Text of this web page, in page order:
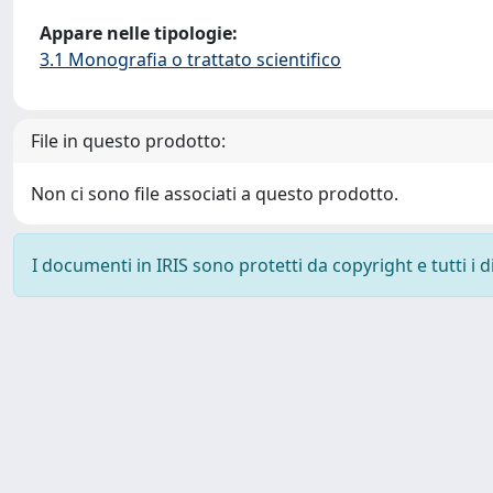
Appare nelle tipologie:
3.1 Monografia o trattato scientifico
File in questo prodotto:
Non ci sono file associati a questo prodotto.
I documenti in IRIS sono protetti da copyright e tutti i